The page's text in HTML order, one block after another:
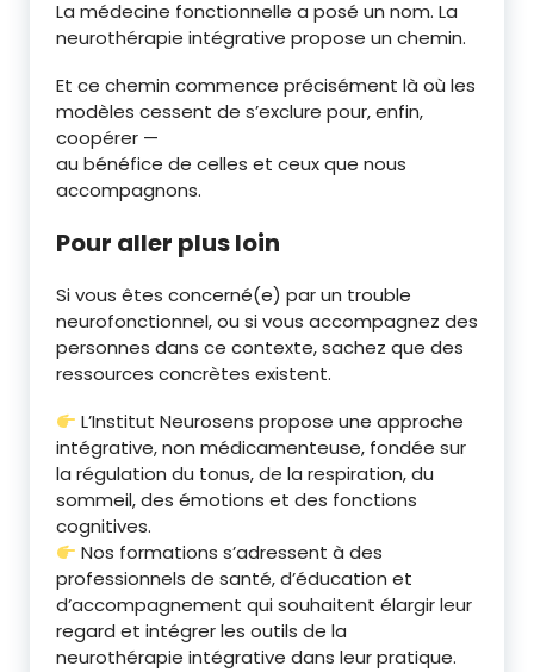
La médecine fonctionnelle a posé un nom. La
neurothérapie intégrative propose un chemin.
Et ce chemin commence précisément là où les
modèles cessent de s’exclure pour, enfin,
coopérer —
au bénéfice de celles et ceux que nous
accompagnons.
Pour aller plus loin
Si vous êtes concerné(e) par un trouble
neurofonctionnel, ou si vous accompagnez des
personnes dans ce contexte, sachez que des
ressources concrètes existent.
L’Institut Neurosens propose une approche
intégrative, non médicamenteuse, fondée sur
la régulation du tonus, de la respiration, du
sommeil, des émotions et des fonctions
cognitives.
Nos formations s’adressent à des
professionnels de santé, d’éducation et
d’accompagnement qui souhaitent élargir leur
regard et intégrer les outils de la
neurothérapie intégrative dans leur pratique.